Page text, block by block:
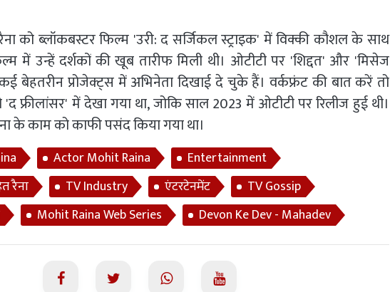
को ब्लॉकबस्टर फिल्म 'उरी: द सर्जिकल स्ट्राइक' में विक्की कौशल के साथ
में उन्हें दर्शकों की खूब तारीफ मिली थी। ओटीटी पर 'शिद्दत' और 'मिसेज
बेहतरीन प्रोजेक्ट्स में अभिनेता दिखाई दे चुके हैं। वर्कफ्रंट की बात करें तो
फ्रीलांसर' में देखा गया था, जोकि साल 2023 में ओटीटी पर रिलीज हुई थी।
के काम को काफी पसंद किया गया था।
Actor Mohit Raina
Entertainment
रैना
TV Industry एंटरटेनमेंट
TV Gossip
Mohit Raina Web Series Devon Ke Dev - Mahadev